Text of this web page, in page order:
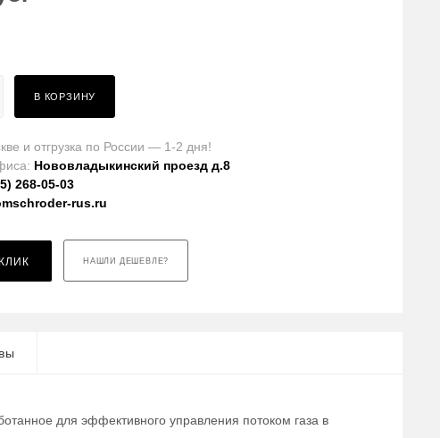
В КОРЗИНУ
и отгрузка по России — 1-2 дня!
Нововладыкинский проезд д.8
268-05-03
rus.ru
НАШЛИ ДЕШЕВЛЕ?
для эффективного управления потоком газа в